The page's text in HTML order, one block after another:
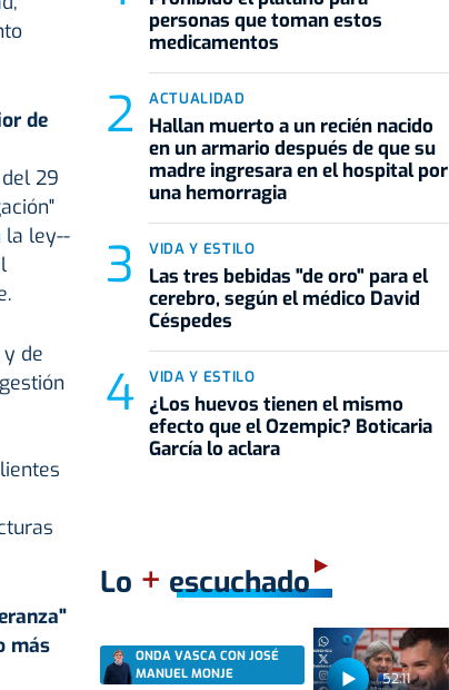
de
29
la ley--
de
más
personas que toman estos
medicamentos
ACTUALIDAD
Hallan muerto a un recién nacido
en un armario después de que su
madre ingresara en el hospital por
una hemorragia
VIDA Y ESTILO
Las tres bebidas "de oro" para el
cerebro, según el médico David
Céspedes
VIDA Y ESTILO
¿Los huevos tienen el mismo
efecto que el Ozempic? Boticaria
García lo aclara
Lo + escuchado
52:11
ONDA VASCA CON JOSÉ
MANUEL MONJE